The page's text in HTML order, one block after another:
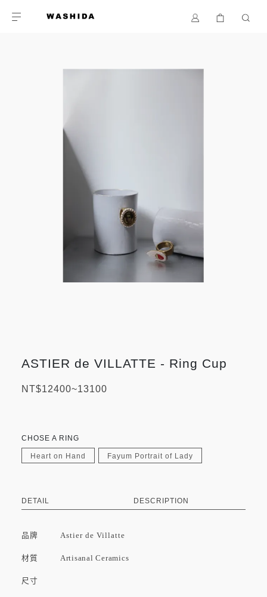
ASTIER de VILLATTE - Ring Cup
NT$12400~13100
CHOSE A RING
Heart on Hand Fayum Portrait of Lady
DETAIL DESCRIPTION
品牌 Astier de Villatte
材質 Artisanal Ceramics
尺寸